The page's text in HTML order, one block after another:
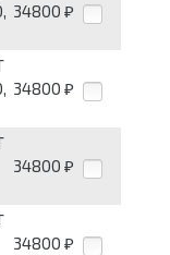
34800 ₽
34800 ₽
34800 ₽
34800 ₽